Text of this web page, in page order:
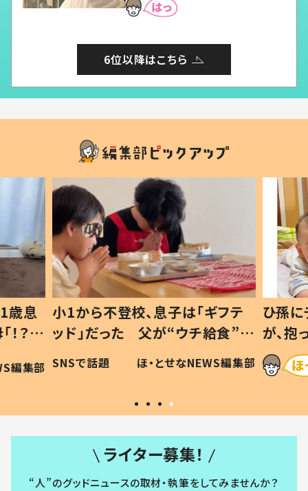
6位以降はこちら
歳息
？」
編集部
小1から不登校、息子は「ギフテ
ッド」だった 父が“ウチ給食”を
作り続ける理由とは #令和の親
#令和の子
SNSで話題 ほ・とせなNEWS編集部
ひ孫
が、
「涙が
い」
ライター募集！
“人”のグッドニュースの取材・執筆をしてみませんか？